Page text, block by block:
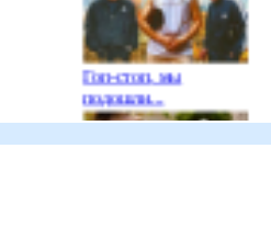
Гоп-стоп, мы
подошли...